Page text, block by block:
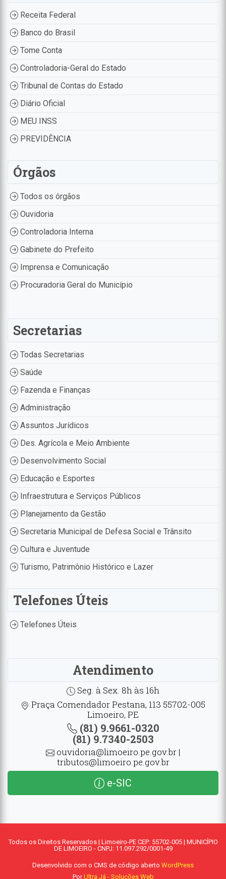
Receita Federal
Banco do Brasil
Tome Conta
Controladoria-Geral do Estado
Tribunal de Contas do Estado
Diário Oficial
MEU INSS
PREVIDÊNCIA
Órgãos
Todos os órgãos
Ouvidoria
Controladoria Interna
Gabinete do Prefeito
Imprensa e Comunicação
Procuradoria Geral do Município
Secretarias
Todas Secretarias
Saúde
Fazenda e Finanças
Administração
Assuntos Jurídicos
Des. Agrícola e Meio Ambiente
Desenvolvimento Social
Educação e Esportes
Infraestrutura e Serviços Públicos
Planejamento da Gestão
Secretaria Municipal de Defesa Social e Trânsito
Cultura e Juventude
Turismo, Patrimônio Histórico e Lazer
Telefones Úteis
Telefones Úteis
Atendimento
Seg. à Sex. 8h às 16h
Praça Comendador Pestana, 113 55702-005
Limoeiro, PE
(81) 9.9661-0320
(81) 9.7340-2503
ouvidoria@limoeiro.pe.gov.br |
tributos@limoeiro.pe.gov.br
e-SIC
Todos os Direitos Reservados | Limoeiro-PE CEP: 55702-005 | MUNICÍPIO
DE LIMOEIRO - CNPJ: 11.097.292/0001-49
Desenvolvido com o CMS de código aberto WordPress
PorUltra Já - Soluções Web